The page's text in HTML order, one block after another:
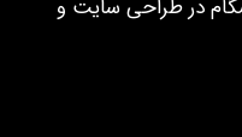
در طراحی سایت و